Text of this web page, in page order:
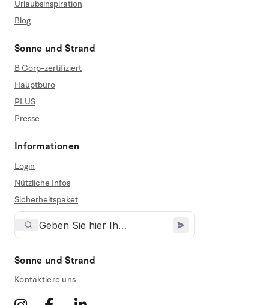
Urlaubsinspiration
Blog
Sonne und Strand
B Corp-zertifiziert
Hauptbüro
PLUS
Presse
Informationen
Login
Nützliche Infos
Sicherheitspaket
Sonne und Strand
Kontaktiere uns